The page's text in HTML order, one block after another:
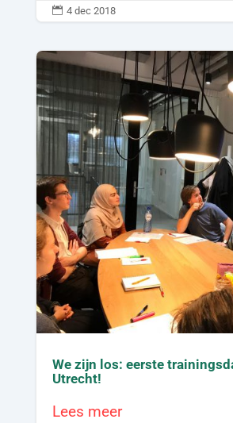
 4 dec 2018
We zijn los: eerste
Utrecht!
Lees meer